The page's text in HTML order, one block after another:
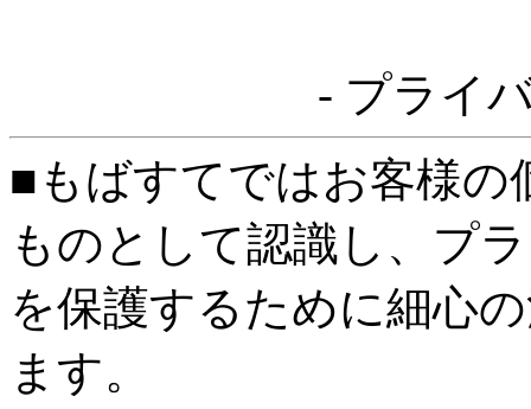
- プライ
■もばすてではお客様の
ものとして認識し、プ
を保護するために細心
ます。